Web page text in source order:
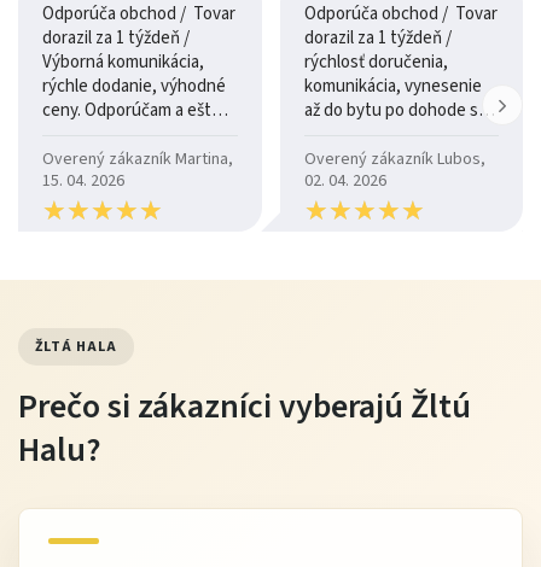
Klasický dizajn zo série Kora pôsobí elegantne a
nadčasovo. Komoda sa ľahko kombinuje s ďalším
nábytkom a vytvára harmonický celok v interiéri.
Údržba
pravidelne utierajte prach jemnou handričkou
vyhnite sa agresívnym čistiacim prostriedkom
Tip od Žltej Haly
Komoda Kora KK1 sa výborne hodí do interiérov, kde
ju s jemným osvetlením a textíliami v neutrálnych
farbách pre útulný a vyvážený priestor.
Odporúča obchod / Tovar
dorazil za 1 týždeň /
Výborná komunikácia,
rýchle dodanie, výhodné
ceny. Odporúčam a ešte
Overený zákazník Martina,
15. 04. 2026
★★★★★
★★★★★
Odporúča obchod / Tovar
dorazil za 1 týždeň /
rýchlosť doručenia,
komunikácia, vynesenie
až do bytu po dohode so
Overený zákazník Lubos,
02. 04. 2026
★★★★★
★★★★★
ŽLTÁ HALA
Prečo si zákazníci vyberajú Žltú
Halu?